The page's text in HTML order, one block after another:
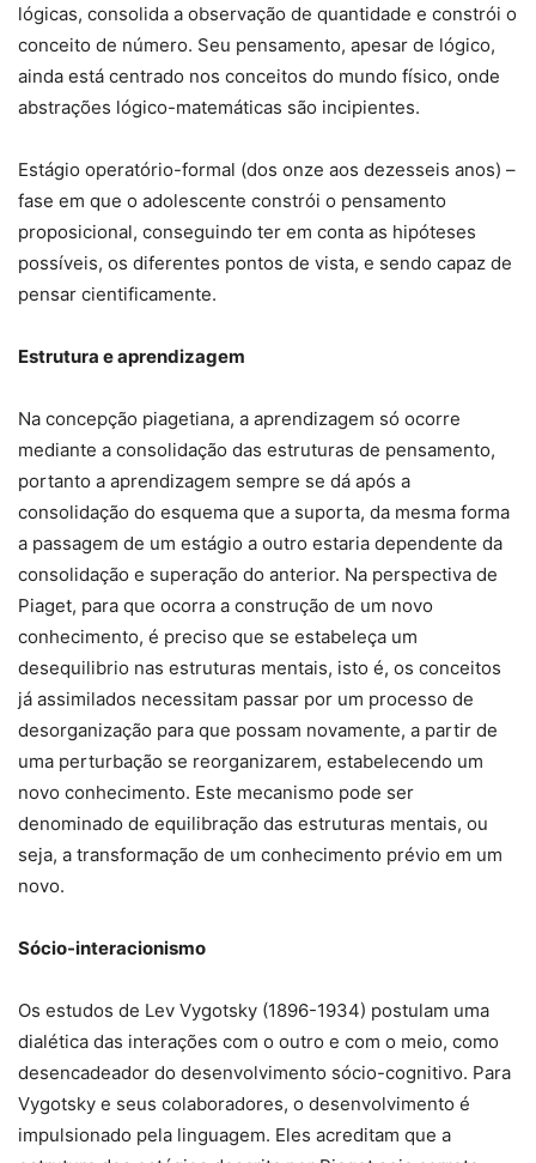
lógicas, consolida a observação de quantidade e constrói o
conceito de número. Seu pensamento, apesar de lógico,
ainda está centrado nos conceitos do mundo físico, onde
abstrações lógico-matemáticas são incipientes.
Estágio operatório-formal (dos onze aos dezesseis anos) –
fase em que o adolescente constrói o pensamento
proposicional, conseguindo ter em conta as hipóteses
possíveis, os diferentes pontos de vista, e sendo capaz de
pensar cientificamente.
Estrutura e aprendizagem
Na concepção piagetiana, a aprendizagem só ocorre
mediante a consolidação das estruturas de pensamento,
portanto a aprendizagem sempre se dá após a
consolidação do esquema que a suporta, da mesma forma
a passagem de um estágio a outro estaria dependente da
consolidação e superação do anterior. Na perspectiva de
Piaget, para que ocorra a construção de um novo
conhecimento, é preciso que se estabeleça um
desequilibrio nas estruturas mentais, isto é, os conceitos
já assimilados necessitam passar por um processo de
desorganização para que possam novamente, a partir de
uma perturbação se reorganizarem, estabelecendo um
novo conhecimento. Este mecanismo pode ser
denominado de equilibração das estruturas mentais, ou
seja, a transformação de um conhecimento prévio em um
novo.
Sócio-interacionismo
Os estudos de Lev Vygotsky (1896-1934) postulam uma
dialética das interações com o outro e com o meio, como
desencadeador do desenvolvimento sócio-cognitivo. Para
Vygotsky e seus colaboradores, o desenvolvimento é
impulsionado pela linguagem. Eles acreditam que a